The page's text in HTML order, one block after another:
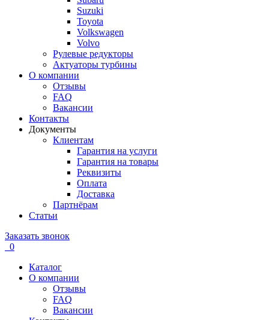
Suzuki
Toyota
Volkswagen
Volvo
Рулевые редукторы
Актуаторы турбины
О компании
Отзывы
FAQ
Вакансии
Контакты
Документы
Клиентам
Гарантия на услуги
Гарантия на товары
Реквизиты
Оплата
Доставка
Партнёрам
Статьи
Заказать звонок
0
Каталог
О компании
Отзывы
FAQ
Вакансии